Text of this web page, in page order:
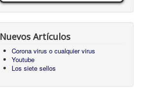
Nuevos Artículos
Corona virus o cualquier virus
Youtube
Los siete sellos